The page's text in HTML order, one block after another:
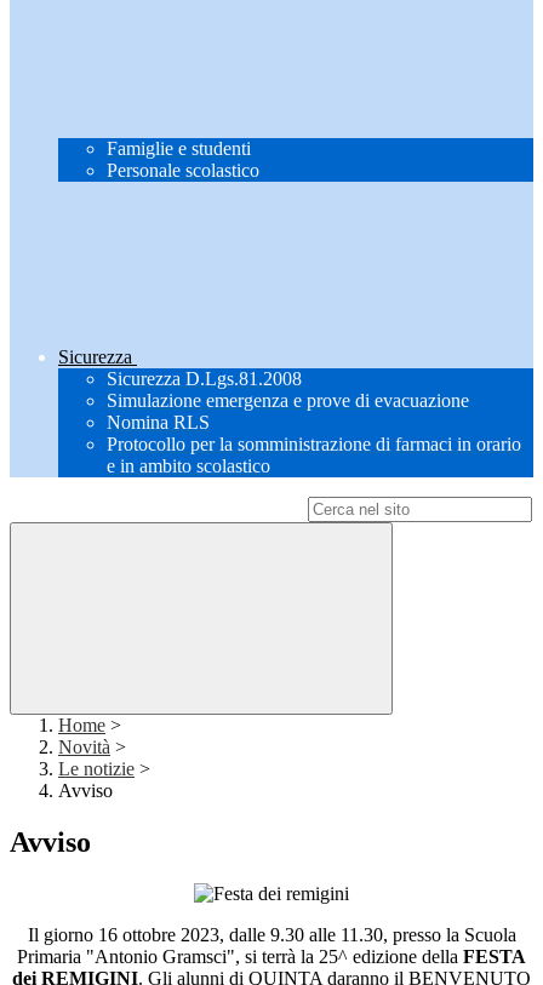
Famiglie e studenti
Personale scolastico
Sicurezza
Sicurezza D.Lgs.81.2008
Simulazione emergenza e prove di evacuazione
Nomina RLS
Protocollo per la somministrazione di farmaci in orario
e in ambito scolastico
Home >
Novità >
Le notizie >
Avviso
Avviso
Il giorno 16 ottobre 2023, dalle 9.30 alle 11.30, presso la Scuola
Primaria "Antonio Gramsci", si terrà la 25^ edizione della FESTA
dei REMIGINI. Gli alunni di QUINTA daranno il BENVENUTO